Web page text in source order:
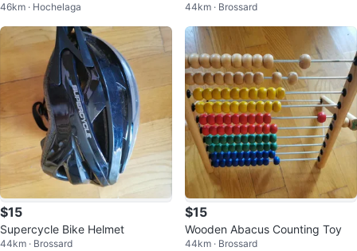
46km · Hochelaga 44km · Brossard
$15
Supercycle Bike Helmet
44km · Brossard
$15
Wooden Abacus Counting Toy
44km · Brossard